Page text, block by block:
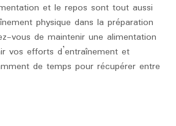
et le repos sont tout aussi
physique dans la préparation
vous de maintenir une alimentation
vos efforts d’entraînement et
de temps pour récupérer entre